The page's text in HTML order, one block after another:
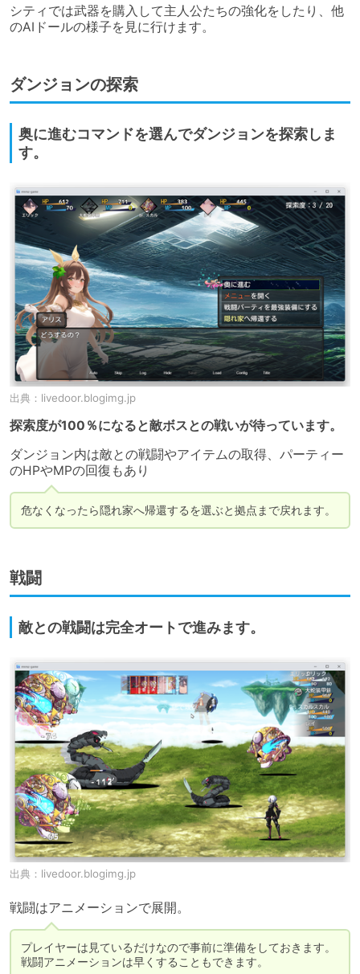
シティでは武器を購入して主人公たちの強化をしたり、他
のAIドールの様子を見に行けます。
ダンジョンの探索
奥に進むコマンドを選んでダンジョンを探索しま
す。
出典： livedoor.blogimg.jp
探索度が100％になると敵ボスとの戦いが待っています。
ダンジョン内は敵との戦闘やアイテムの取得、パーティー
危なくなったら隠れ家へ帰還するを選ぶと拠点まで戻れます。
戦闘
敵との戦闘は完全オートで進みます。
出典： livedoor.blogimg.jp
戦闘はアニメーションで展開。
プレイヤーは見ているだけなので事前に準備をしておきます。
戦闘アニメーションは早くすることもできます。